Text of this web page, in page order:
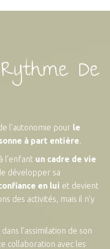
De
l’autonomie pour le
à part entière.
l’enfant un cadre de vie
développer sa
en lui et devient
des activités, mais il n’y
l’assimilation de son
collaboration avec les